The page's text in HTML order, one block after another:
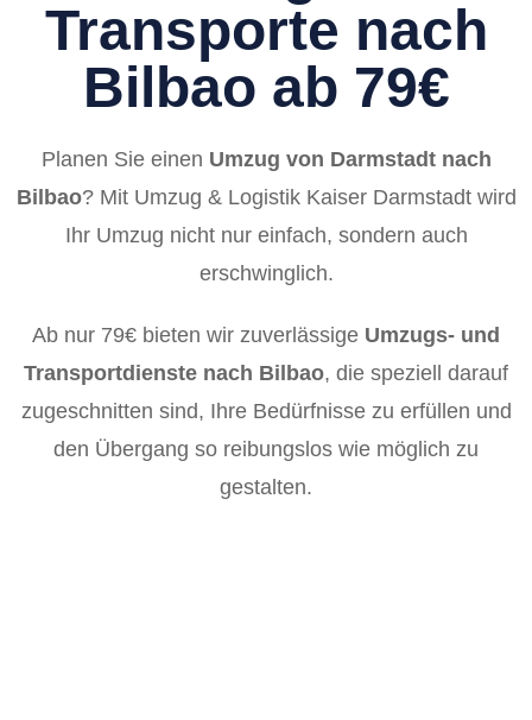
Transporte nach
Bilbao ab 79€
Planen Sie einen Umzug von Darmstadt nach
Bilbao? Mit Umzug & Logistik Kaiser Darmstadt wird
Ihr Umzug nicht nur einfach, sondern auch
erschwinglich.
Ab nur 79€ bieten wir zuverlässige Umzugs- und
Transportdienste nach Bilbao, die speziell darauf
zugeschnitten sind, Ihre Bedürfnisse zu erfüllen und
den Übergang so reibungslos wie möglich zu
gestalten.